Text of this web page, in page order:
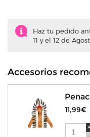
Haz tu pedido
11 y el 12 de
Accesorios
11,99€